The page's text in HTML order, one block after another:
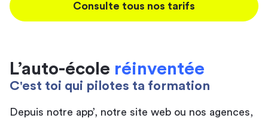
Consulte tous nos tarifs
L’auto-école réinventée
C'est toi qui pilotes ta formation
Depuis notre app’, notre site web ou nos agences,